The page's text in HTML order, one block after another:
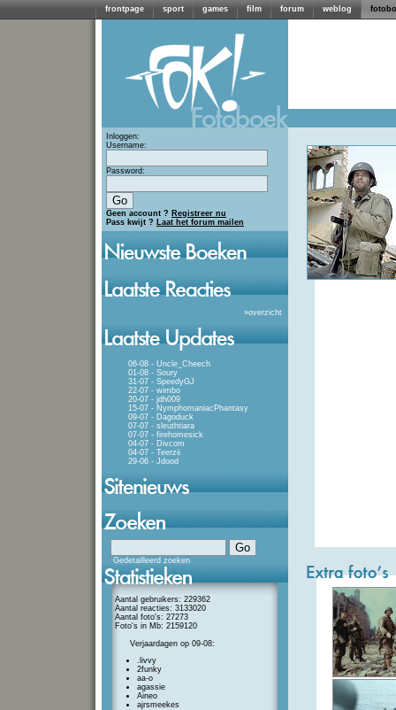
frontpage sport games film forum weblog
Inloggen:
Username:
Password:
Geen account ? Registreer nu
Pass kwijt ? Laat het forum mailen
»overzicht
06-08 - Uncle_Cheech
01-08 - Soury
31-07 - SpeedyGJ
22-07 - wimbo
20-07 - jdh009
15-07 - NymphomaniacPhantasy
09-07 - Dagoduck
07-07 - sleuthtiara
07-07 - firehomesick
04-07 - Divcom
04-07 - Teerzii
29-06 - Jdood
Gedetailleerd zoeken
Aantal gebruikers: 229362
Aantal reacties: 3133020
Aantal foto's: 27273
Foto's in Mb: 2159120
Verjaardagen op 09-08:
.livvy
2funky
aa-o
agassie
Aineo
ajrsmeekes